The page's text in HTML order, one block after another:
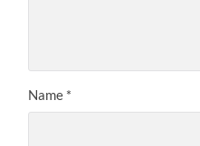
Name *